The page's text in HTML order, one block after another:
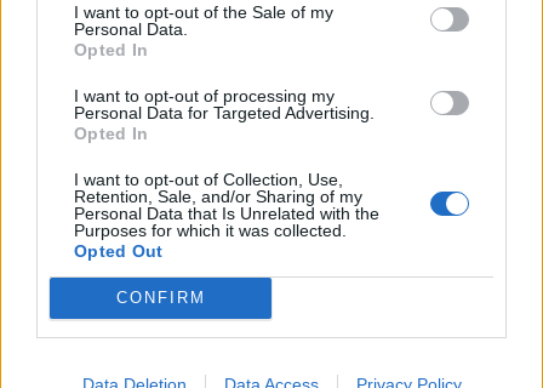
I want to opt-out of the Sale of my
Personal Data.
Opted In
I want to opt-out of processing my
Personal Data for Targeted Advertising.
Opted In
I want to opt-out of Collection, Use,
Retention, Sale, and/or Sharing of my
Personal Data that Is Unrelated with the
Purposes for which it was collected.
Opted Out
CONFIRM
Data Deletion Data Access Privacy Policy
2026. augusztus 08., szombat
Nyári szünidő: több országban
szinte fele annyit tart, mint nálunk.
Melyik jobb?